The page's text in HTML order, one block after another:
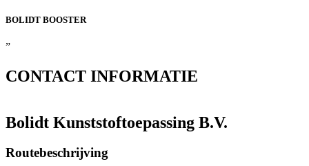
BOLIDT BOOSTER
”
CONTACT INFORMATIE
Bolidt Kunststoftoepassing B.V.
Routebeschrijving